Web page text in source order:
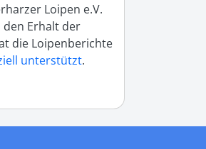
Loipen e.V.
Erhalt der
die Loipenberichte
unterstützt.